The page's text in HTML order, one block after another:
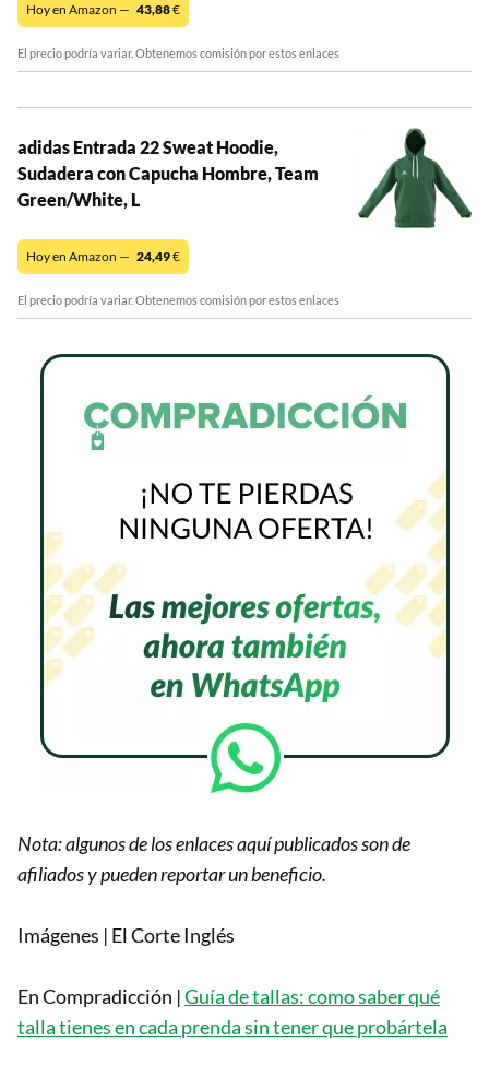
Hoy en Amazon — 43,88€
El precio podría variar. Obtenemos comisión por estos enlaces
adidas Entrada 22 Sweat Hoodie,
Sudadera con Capucha Hombre, Team
Green/White, L
Hoy en Amazon — 24,49€
El precio podría variar. Obtenemos comisión por estos enlaces
Nota: algunos de los enlaces aquí publicados son de
afiliados y pueden reportar un beneficio.
Imágenes | El Corte Inglés
En Compradicción |Guía de tallas: como saber qué
talla tienes en cada prenda sin tener que probártela